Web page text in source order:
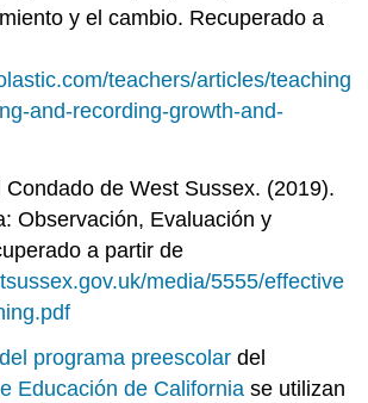
y el cambio. Recuperado a
teachers/articles/teaching
and-recording-growth-and-
Condado de West Sussex. (2019).
Observación, Evaluación y
a partir de
media/5555/effective
programa preescolar del
Educación de California se utilizan